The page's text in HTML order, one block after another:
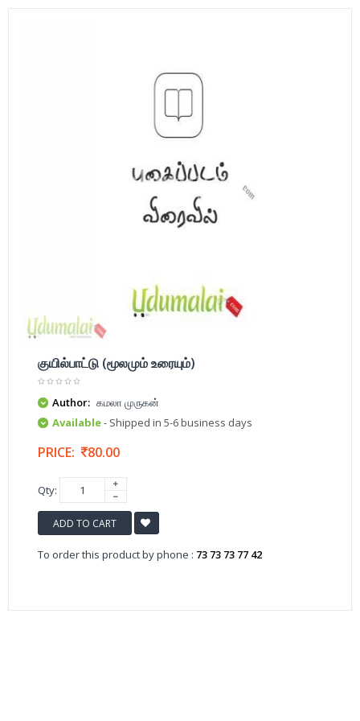
குயில்பாட்டு (மூலமும் உரையும்)
Author: கமலா முருகன்
Available- Shipped in 5-6 business days
PRICE: 80.00
Qty:
ADD TO CART
To order this product by phone : 73 73 73 77 42